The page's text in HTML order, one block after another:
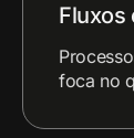
Fluxos
foca no